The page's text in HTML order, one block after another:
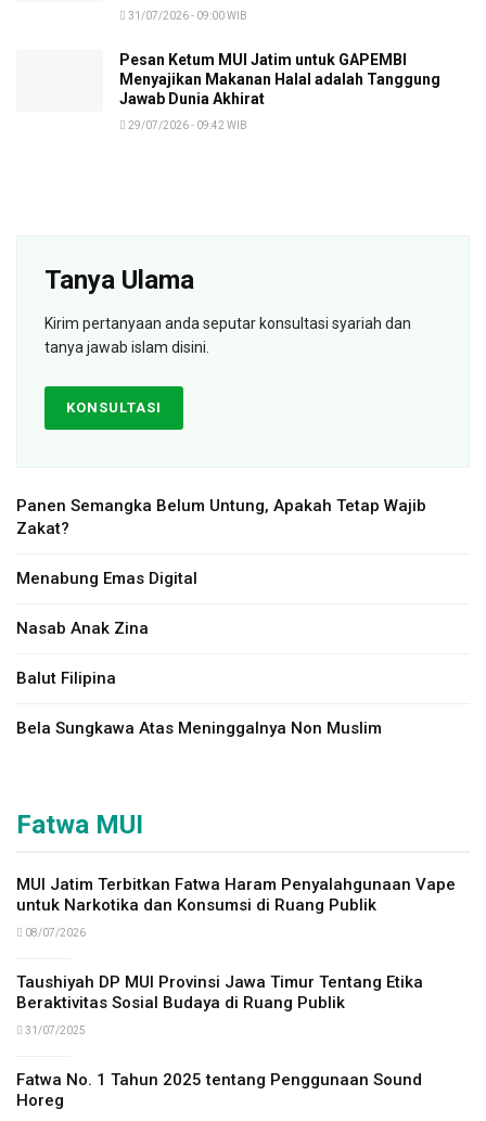
31/07/2026 - 09:00 WIB
Pesan Ketum MUI Jatim untuk GAPEMBI
Menyajikan Makanan Halal adalah Tanggung
Jawab Dunia Akhirat
29/07/2026 - 09:42 WIB
Tanya Ulama
Kirim pertanyaan anda seputar konsultasi syariah dan
tanya jawab islam disini.
KONSULTASI
Panen Semangka Belum Untung, Apakah Tetap Wajib
Zakat?
Menabung Emas Digital
Nasab Anak Zina
Balut Filipina
Bela Sungkawa Atas Meninggalnya Non Muslim
Fatwa MUI
MUI Jatim Terbitkan Fatwa Haram Penyalahgunaan Vape
untuk Narkotika dan Konsumsi di Ruang Publik
08/07/2026
Taushiyah DP MUI Provinsi Jawa Timur Tentang Etika
Beraktivitas Sosial Budaya di Ruang Publik
31/07/2025
Fatwa No. 1 Tahun 2025 tentang Penggunaan Sound
Horeg